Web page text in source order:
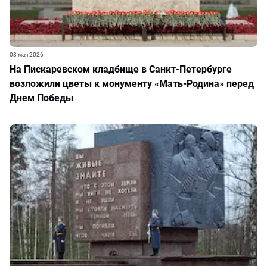
На Пискаревском кладбище в Санкт-Петербурге
возложили цветы к монументу «Мать-Родина» перед
Днем Победы
08 мая 2026